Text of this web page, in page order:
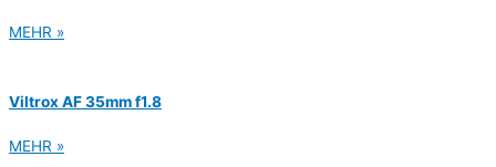
MEHR »
Viltrox AF 35mm f1.8
MEHR »